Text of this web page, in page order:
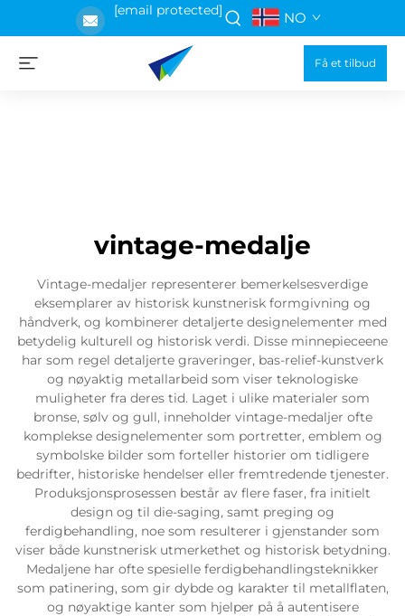
[email protected] NO
Få et tilbud
vintage-medalje
Vintage-medaljer representerer bemerkelsesverdige
eksemplarer av historisk kunstnerisk formgivning og
håndverk, og kombinerer detaljerte designelementer med
betydelig kulturell og historisk verdi. Disse minnepieceene
har som regel detaljerte graveringer, bas-relief-kunstverk
og nøyaktig metallarbeid som viser teknologiske
muligheter fra deres tid. Laget i ulike materialer som
bronse, sølv og gull, inneholder vintage-medaljer ofte
komplekse designelementer som portretter, emblem og
symbolske bilder som forteller historier om tidligere
bedrifter, historiske hendelser eller fremtredende tjenester.
Produksjonsprosessen består av flere faser, fra initielt
design og til die-saging, samt preging og
ferdigbehandling, noe som resulterer i gjenstander som
viser både kunstnerisk utmerkethet og historisk betydning.
Medaljene har ofte spesielle ferdigbehandlingsteknikker
som patinering, som gir dybde og karakter til metallflaten,
og nøyaktige kanter som hjelper på å autentisere